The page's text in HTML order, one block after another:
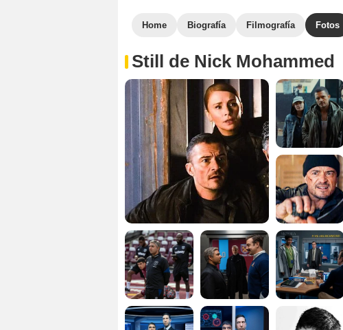
Home Biografía Filmografía Fotos
Still de Nick Mohammed